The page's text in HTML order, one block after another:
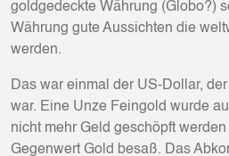
goldgedeckte Währung (Globo?)
Währung gute Aussichten die
werden.
Das war einmal der US-Dollar,
war. Eine Unze Feingold wurde
nicht mehr Geld geschöpft
Gegenwert Gold besaß. Das